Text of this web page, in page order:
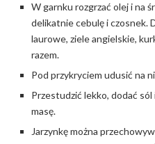
W garnku rozgrzać olej i na
delikatnie cebulę i czosnek.
laurowe, ziele angielskie,
razem.
Pod przykryciem udusić na
Przestudzić lekko, dodać
masę.
Jarzynkę można